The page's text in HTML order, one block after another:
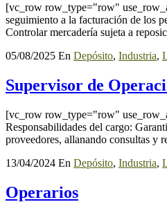
[vc_row row_type="row"
seguimiento a la facturación de los
Controlar mercadería sujeta a
05/08/2025 En Depósito, Industria,
Supervisor de
[vc_row row_type="row"
Responsabilidades del cargo:
proveedores, allanando consultas y
13/04/2024 En Depósito, Industria,
Operarios